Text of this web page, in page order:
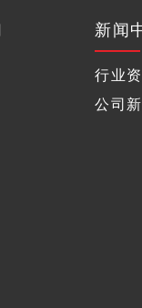
新闻
行业
公司